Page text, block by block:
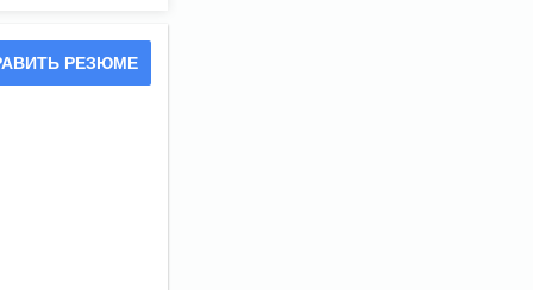
РЕЗЮМЕ